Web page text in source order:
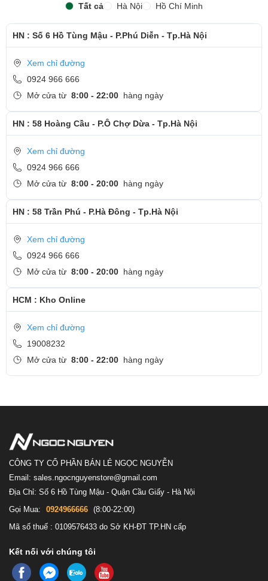
Hơi ngạc nhiên khi chiếc máy này vẫn có tùy chọn màn hình ở độ
phân giải HD với tấm nền TN, nhưng xét đến việc tối ưu chi phí mà
vẫn được trải nghiệm một chiếc máy doanh nhân cao cấp, thì đánh
đổi này cũng không phải là quá tệ.
Nghe nhạc chân thật
thanh phát to và rõ hơn, thậm chí bạn còn có thể nghe được từng
từ khi nghe Opera. Âm thanh siêu thật và sống động hệt như trong
rạp chiếu phim giúp bạn có những giây phút giải trí tuyệt vời.
Bàn phím và Trackpad
X390 có một bộ bàn phím khá tương đồng với người anh em
T490s. Bàn phím của máy cho hành trình ấn tượng, phím bấm độ
nảy cao, bám tay, các phím được bố trí hợp lý, hiện tượng flex
được hạn chế tối đa. Bộ bàn phím có 2 mức sáng ở mức vừa đủ,
Tất cả Hà Nội Hồ Chí Minh
HN : Số 6 Hồ Tùng Mậu - P.Phú Diễn - Tp.Hà Nội
Xem chỉ đường
0924 966 666
Mở cửa từ 8:00 - 22:00 hàng ngày
HN : 58 Hoàng Cầu - P.Ô Chợ Dừa - Tp.Hà Nội
Xem chỉ đường
0924 966 666
Mở cửa từ 8:00 - 20:00 hàng ngày
HN : 58 Trần Phú - P.Hà Đông - Tp.Hà Nội
Xem chỉ đường
0924 966 666
Mở cửa từ 8:00 - 20:00 hàng ngày
HCM : Kho Online
Xem chỉ đường
19008232
Mở cửa từ 8:00 - 22:00 hàng ngày
CÔNG TY CỔ PHẦN BÁN LẺ NGỌC NGUYỄN
Email: sales.ngocnguyenstore@gmail.com
Địa Chỉ: Số 6 Hồ Tùng Mậu - Quận Cầu Giấy - Hà Nội
Gọi Mua:
0924966666 (8:00-22:00)
Mã số thuế : 0109576433 do Sở KH-ĐT TP.HN cấp
Kết nối với chúng tôi